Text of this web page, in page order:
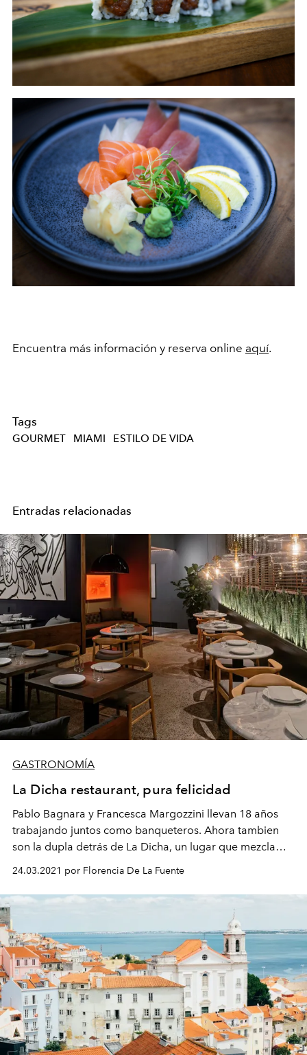
Encuentra más información y reserva online aquí.
Tags
GOURMET MIAMI ESTILO DE VIDA
Entradas relacionadas
GASTRONOMÍA
La Dicha restaurant, pura felicidad
Pablo Bagnara y Francesca Margozzini llevan 18 años
trabajando juntos como banqueteros. Ahora tambien
son la dupla detrás de La Dicha, un lugar que mezcla
gastronomia, decoración y muchas plantas.
24.03.2021 por Florencia De La Fuente